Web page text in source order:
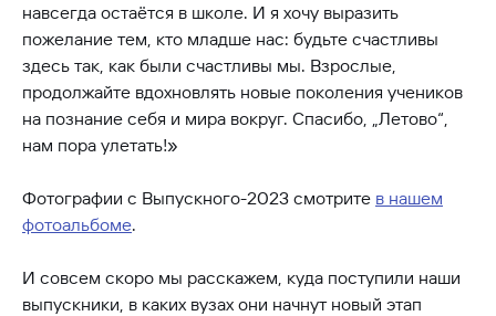
навсегда остаётся в школе. И я хочу выразить
пожелание тем, кто младше нас: будьте счастливы
здесь так, как были счастливы мы. Взрослые,
продолжайте вдохновлять новые поколения учеников
на познание себя и мира вокруг. Спасибо, „Летово“,
нам пора улетать!»
Фотографии с Выпускного-2023 смотрите в нашем
фотоальбоме.
И совсем скоро мы расскажем, куда поступили наши
выпускники, в каких вузах они начнут новый этап